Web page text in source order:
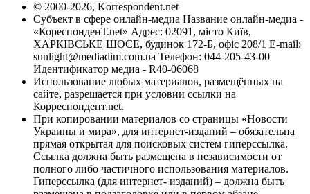
© 2000-2026, Korrespondent.net
Субъект в сфере онлайн-медиа Название онлайн-медиа -
«КореспонденТ.net» Адрес: 02091, місто Київ,
ХАРКІВСЬКЕ ШОСЕ, будинок 172-Б, офіс 208/1 E-mail:
sunlight@mediadim.com.ua Телефон: 044-205-43-00
Идентификатор медиа - R40-06068
Использование любых материалов, размещённых на
сайте, разрешается при условии ссылки на
Корреспондент.net.
При копировании материалов со страницы «Новости
Украины и мира», для интернет-изданий – обязательна
прямая открытая для поисковых систем гиперссылка.
Ссылка должна быть размещена в независимости от
полного либо частичного использования материалов.
Гиперссылка (для интернет- изданий) – должна быть